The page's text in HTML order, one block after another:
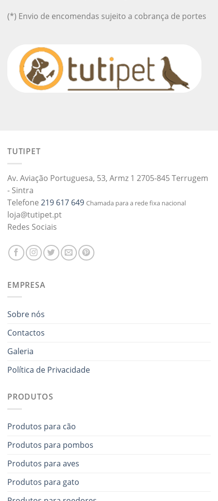
(*) Envio de encomendas sujeito a cobrança de portes
TUTIPET
Av. Aviação Portuguesa, 53, Armz 1 2705-845 Terrugem
- Sintra
Telefone 219 617 649 Chamada para a rede fixa nacional
loja@tutipet.pt
Redes Sociais
EMPRESA
Sobre nós
Contactos
Galeria
Política de Privacidade
PRODUTOS
Produtos para cão
Produtos para pombos
Produtos para aves
Produtos para gato